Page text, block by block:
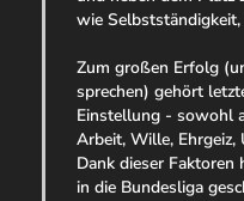
wie
Zum großen Erfolg
sprechen) gehört
Einstellung - sowohl
Arbeit, Wille,
Dank dieser Faktoren
in die Bundesliga